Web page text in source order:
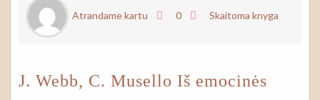
Atrandame kartu 0 Skaitoma knyga
J. Webb, C. Musello Iš emocinės